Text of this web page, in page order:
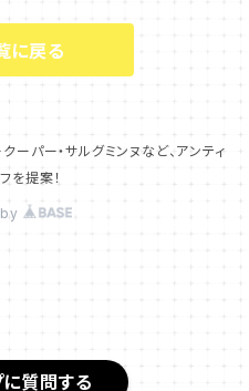
に質問する
に戻る
ー・サルグミンヌなど、アンティ
を提案！